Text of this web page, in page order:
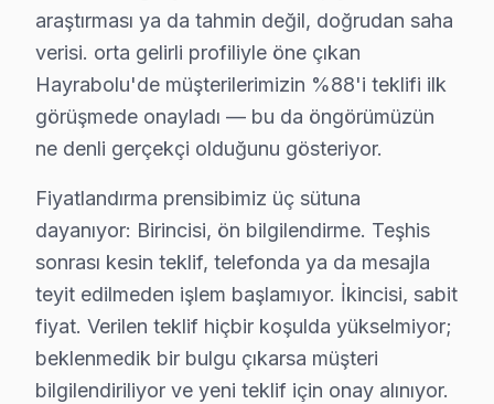
Hayrabolu Mahallelerinde Dijitsu Servis
Kumyol Müşteri Deneyimi — Dijitsu
Kumyol Mahallesi'nde sakin bir sabah, İsmail Bey’in
Tabakhane Müşteri Deneyimi — Dijitsu
Tabakhane Mahallesi’nin dar sokaklarında yer alan
Terziali Müşteri Deneyimi — Dijitsu
Terziali Mahallesi’nin geniş park alanlarından birine
Yeni Müşteri Deneyimi — Dijitsu
Yeni Mahallesi’nde geçen bir gün, Merve Hanım'ın
araştırması ya da tahmin değil, doğrudan saha
verisi. orta gelirli profiliyle öne çıkan
Hayrabolu'de müşterilerimizin %88'i teklifi ilk
görüşmede onayladı — bu da öngörümüzün
ne denli gerçekçi olduğunu gösteriyor.
Fiyatlandırma prensibimiz üç sütuna
dayanıyor: Birincisi, ön bilgilendirme. Teşhis
sonrası kesin teklif, telefonda ya da mesajla
teyit edilmeden işlem başlamıyor. İkincisi, sabit
fiyat. Verilen teklif hiçbir koşulda yükselmiyor;
beklenmedik bir bulgu çıkarsa müşteri
bilgilendiriliyor ve yeni teklif için onay alınıyor.